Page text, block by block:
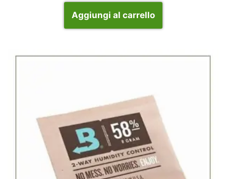
Aggiungi al carrello